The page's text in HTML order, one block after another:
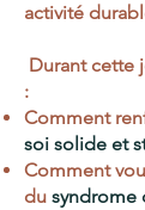
activité
Durant cette
:
Comment
soi solide et
Comment
du syndrome